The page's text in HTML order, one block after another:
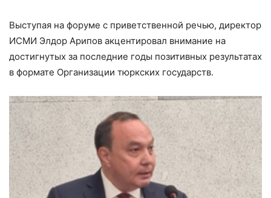
Выступая на форуме с приветственной речью, директор
ИСМИ Элдор Арипов акцентировал внимание на
достигнутых за последние годы позитивных результатах
в формате Организации тюркских государств.